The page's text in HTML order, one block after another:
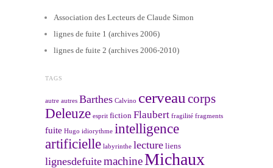
Association des Lecteurs de Claude Simon
lignes de fuite 1 (archives 2006)
lignes de fuite 2 (archives 2006-2010)
TAGS
autre autres Barthes Calvino cerveau corps
Deleuze esprit fiction Flaubert fragilité fragments
fuite Hugo idiorythme intelligence
artificielle labyrinthe lecture liens
lignesdefuitemachineMichaux